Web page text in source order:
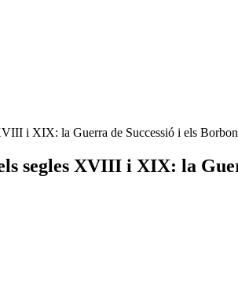
i XIX: la Guerra de Successió i els
segles XVIII i XIX: la